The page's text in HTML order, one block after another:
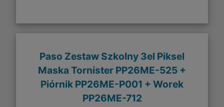
Paso Zestaw Szkolny 3el Piksel
Maska Tornister PP26ME-525 +
Piórnik PP26ME-P001 + Worek
PP26ME-712